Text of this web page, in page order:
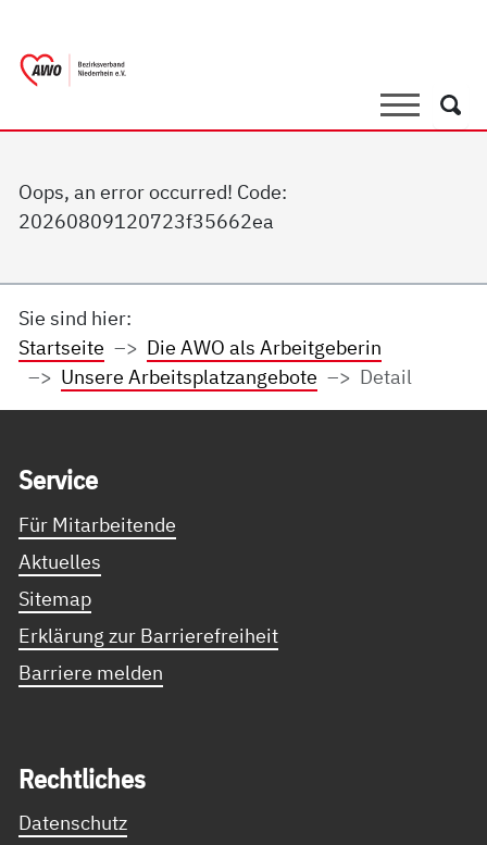
SucheSuche
Oops, an error occurred! Code:
20260809120723f35662ea
Sie sind hier:
Startseite
Die AWO als Arbeitgeberin
Unsere Arbeitsplatzangebote
Detail
Ser­vice
Für Mitarbeitende
Aktuelles
Sitemap
Erklärung zur Barrierefreiheit
Barriere melden
Recht­li­ches
Datenschutz